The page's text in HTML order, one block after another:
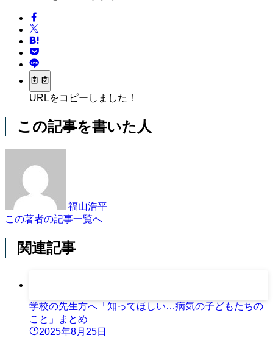
URLをコピーしました！
この記事を書いた人
福山浩平
この著者の記事一覧へ
関連記事
学校の先生方へ「知ってほしい…病気の子どもたちの
こと」まとめ
2025年8月25日